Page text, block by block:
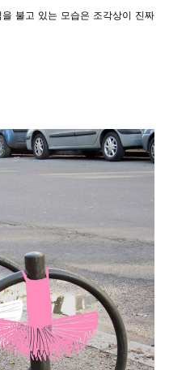
불고 있는 모습은 조각상이 진짜